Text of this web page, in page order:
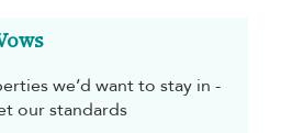
we’d want to stay in -
our standards